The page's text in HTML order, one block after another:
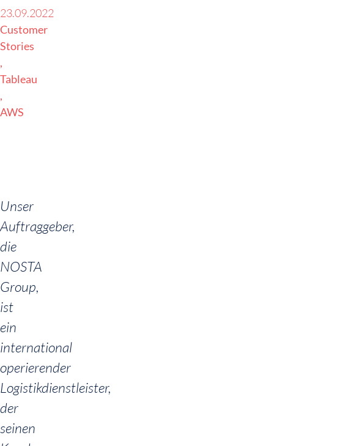
23.09.2022
Customer
Stories
Tableau
AWS
Unser
Auftraggeber,
die
NOSTA
Group,
ist
ein
international
operierender
Logistikdienstleister,
der
seinen